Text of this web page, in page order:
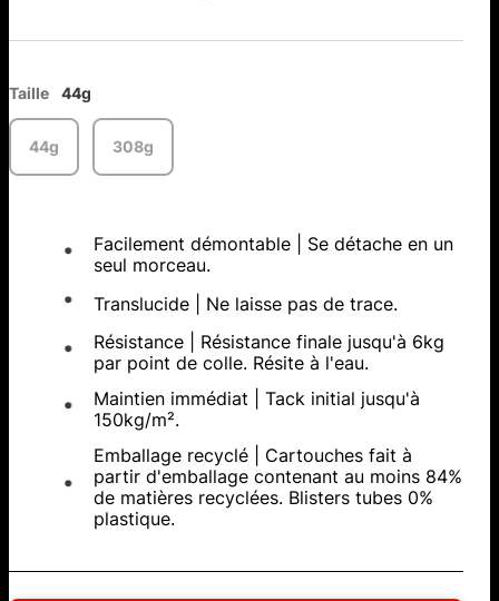
Taille 44g
44g 308g
Facilement démontable | Se détache en un
seul morceau.
Translucide | Ne laisse pas de trace.
Résistance | Résistance finale jusqu'à 6kg
par point de colle. Résite à l'eau.
Maintien immédiat | Tack initial jusqu'à
150kg/m².
Emballage recyclé | Cartouches fait à
partir d'emballage contenant au moins 84%
de matières recyclées. Blisters tubes 0%
plastique.